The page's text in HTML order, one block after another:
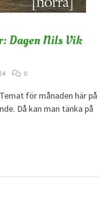
Dagen Nils Vik
0
för månaden här på
Då kan man tänka på